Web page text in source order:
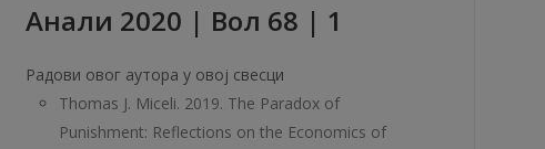
Анали 2020 | Вол 68 | 1
Радови овог аутора у овој свесци
Thomas J. Miceli. 2019. The Paradox of
Punishment: Reflections on the Economics of